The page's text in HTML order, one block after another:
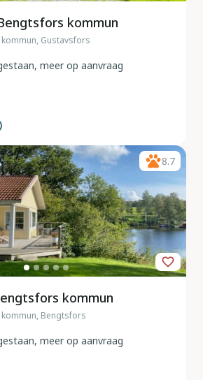
kommun
Gustavsfors
meer op aanvraag
8.7
kommun
Bengtsfors
meer op aanvraag